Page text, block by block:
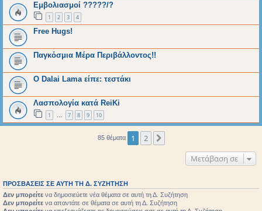
Εμβολιασμοί ?????/?
1 2 3 4
Free Hugs!
Παγκόσμια Μέρα Περιβάλλοντος!!
Ο Dalai Lama είπε: τεστάκι
Λασπολογία κατά ReiKi
1 … 7 8 9 10
85 θέματα 1 2
Μετάβαση σε
ΠΡΟΣΒΆΣΕΙΣ ΣΕ ΑΥΤΉ ΤΗ Δ. ΣΥΖΉΤΗΣΗ
Δεν μπορείτε να δημοσιεύετε νέα θέματα σε αυτή τη Δ. Συζήτηση
Δεν μπορείτε να απαντάτε σε θέματα σε αυτή τη Δ. Συζήτηση